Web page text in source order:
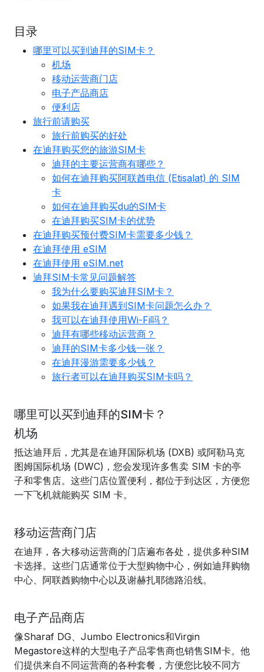
目录
哪里可以买到迪拜的SIM卡？
机场
移动运营商门店
电子产品商店
便利店
旅行前请购买
旅行前购买的好处
在迪拜购买您的旅游SIM卡
迪拜的主要运营商有哪些？
如何在迪拜购买阿联酋电信 (Etisalat) 的 SIM
卡
如何在迪拜购买du的SIM卡
在迪拜购买SIM卡的优势
在迪拜购买预付费SIM卡需要多少钱？
在迪拜使用 eSIM
在迪拜使用 eSIM.net
迪拜SIM卡常见问题解答
我为什么要购买迪拜SIM卡？
如果我在迪拜遇到SIM卡问题怎么办？
我可以在迪拜使用Wi-Fi吗？
迪拜有哪些移动运营商？
迪拜的SIM卡多少钱一张？
在迪拜漫游需要多少钱？
旅行者可以在迪拜购买SIM卡吗？
哪里可以买到迪拜的SIM卡？
机场
抵达迪拜后，尤其是在迪拜国际机场 (DXB) 或阿勒马克
图姆国际机场 (DWC)，您会发现许多售卖 SIM 卡的亭
子和零售店。这些门店位置便利，都位于到达区，方便您
一下飞机就能购买 SIM 卡。
移动运营商门店
在迪拜，各大移动运营商的门店遍布各处，提供多种SIM
卡选择。这些门店通常位于大型购物中心，例如迪拜购物
中心、阿联酋购物中心以及谢赫扎耶德路沿线。
电子产品商店
像Sharaf DG、Jumbo Electronics和Virgin
Megastore这样的大型电子产品零售商也销售SIM卡。他
们提供来自不同运营商的各种套餐，方便您比较不同方